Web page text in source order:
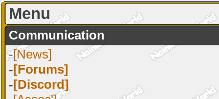
Menu
Communication
-[News]
-[Forums]
-[Discord]